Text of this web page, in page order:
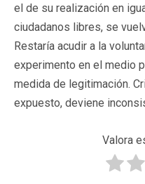
el de su realización en
ciudadanos libres, se
Restaría acudir a la
experimento en el medio
medida de legitimación.
expuesto, deviene
Valora